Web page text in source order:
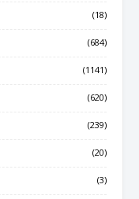
(18)
(684)
(1141)
(620)
(239)
(20)
(3)